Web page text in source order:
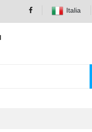
Italia